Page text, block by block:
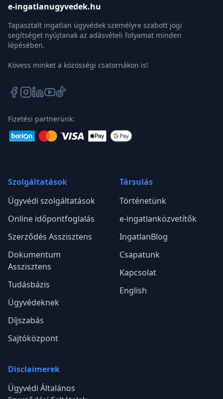
e-ingatlanugyvedek.hu
Tapasztalt ingatlan ügyvédek személyre szabott jogi
segítséget nyújtanak az adásvételi folyamat minden
lépésében.
Kövess minket a közösségi csatornákon is!
Fizetési partnerünk:
Szolgáltatások
Ügyvédi szolgáltatások
Online időpontfoglalás
Szerződés Asszisztens
Dokumentum
Asszisztens
Tudásbázis
Ügyvédeknek
Díjszabás
Sajtóközpont
Társulás
Történetünk
e-ingatlanközvetítők
IngatlanBlog
Csapatunk
Kapcsolat
English
Disclaimerek
Ügyvédi Általános